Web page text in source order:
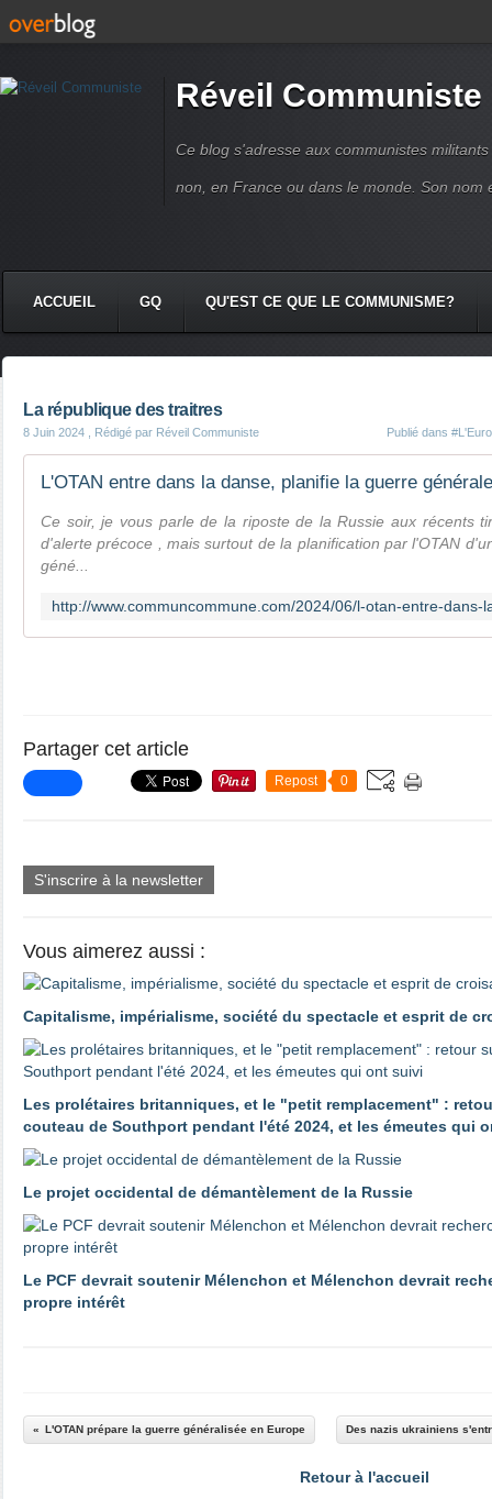
Réveil Communiste
Ce blog s'adresse aux communistes
non, en France ou dans le monde. Son nom
ACCUEIL GQ QU'EST CE QUE LE COMMUNISME?
La république des traitres
8 Juin 2024 , Rédigé par Réveil Communiste Publié dans
Ce soir, je vous parle de la riposte de la Russie aux récents
d'alerte précoce , mais surtout de la planification par l'OTAN
géné...
Partager cet article
Repost 0
S'inscrire à la newsletter
Vous aimerez aussi :
Capitalisme, impérialisme, société du spectacle et esprit de
Les prolétaires britanniques, et le "petit remplacement" :
couteau de Southport pendant l'été 2024, et les émeutes qui
Le projet occidental de démantèlement de la Russie
Le PCF devrait soutenir Mélenchon et Mélenchon devrait
propre intérêt
L'OTAN prépare la guerre généralisée en Europe Des nazis ukrainiens
Retour à l'accueil